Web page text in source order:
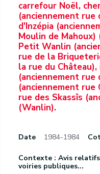
carrefour Noël,
(anciennement rue
d'Inzépia
Moulin de
Petit Wanlin
rue de la
la rue du
(anciennement rue
(anciennement
rue des Skassîs
(Wanlin).
Date 1984-1984
Contexte : Avis
voiries publiques...